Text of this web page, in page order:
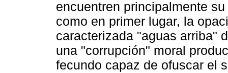
encuentren principalmente
como en primer lugar, la
caracterizada "aguas arriba"
una "corrupción" moral
fecundo capaz de ofuscar el